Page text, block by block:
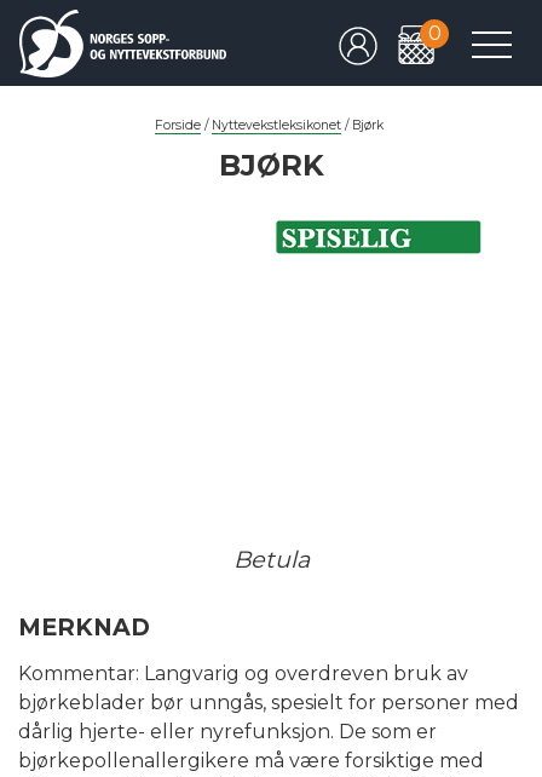
0
Forside / Nyttevekstleksikonet / Bjørk
BJØRK
Betula
MERKNAD
Kommentar: Langvarig og overdreven bruk av
bjørkeblader bør unngås, spesielt for personer med
dårlig hjerte- eller nyrefunksjon. De som er
bjørkepollenallergikere må være forsiktige med